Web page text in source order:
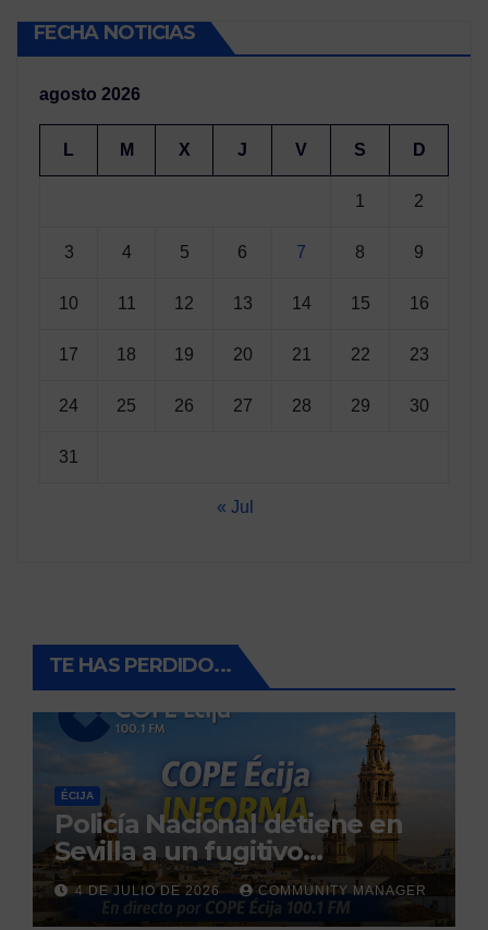
FECHA NOTICIAS
agosto 2026
L M X J V S D
1 2
3 4 5 6 7 8 9
10 11 12 13 14 15 16
17 18 19 20 21 22 23
24 25 26 27 28 29 30
31
« Jul
TE HAS PERDIDO...
ÉCIJA
Policía Nacional detiene en
Sevilla a un fugitivo
reclamado por narcotráfico
tras no regresar a prisión
4 DE JULIO DE 2026 COMMUNITY MANAGER